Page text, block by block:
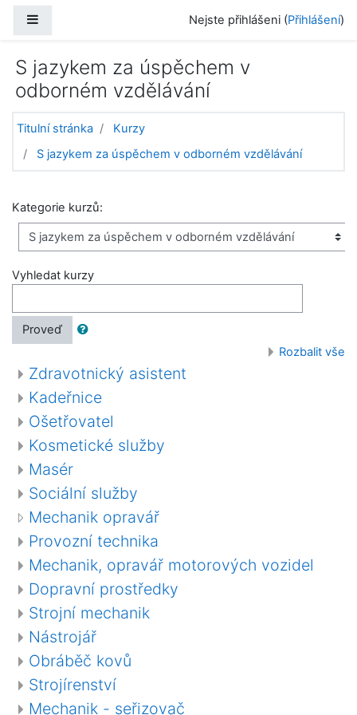
Nejste přihlášeni (Přihlášení)
S jazykem za úspěchem v
odborném vzdělávání
Titulní stránka
Kurzy
S jazykem za úspěchem v odborném vzdělávání
Kategorie kurzů:
Vyhledat kurzy
Proveď
Rozbalit vše
Zdravotnický asistent
Kadeřnice
Ošetřovatel
Kosmetické služby
Masér
Sociální služby
Mechanik opravář
Provozní technika
Mechanik, opravář motorových vozidel
Dopravní prostředky
Strojní mechanik
Nástrojář
Obráběč kovů
Strojírenství
Mechanik - seřizovač